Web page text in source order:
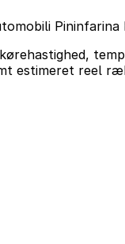
Pininfarina
estimeret reel